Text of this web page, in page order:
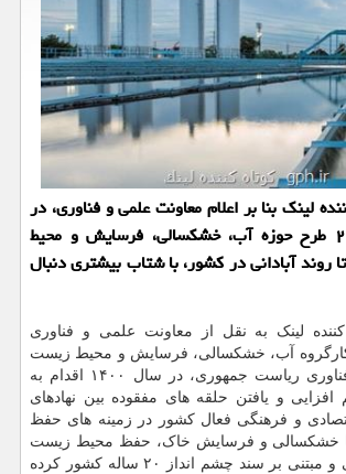
لینک بنا بر اعلام معاونت علمی و فناوری، در
سال ۱۴۰۰، از ۲۱ طرح حوزه آب، خشکسالی، فرسایش و محیط
آبادانی در کشور، با شتاب بیشتری دنبال
لینک به نقل از معاونت علمی و فناوری
آب، خشکسالی، فرسایش و محیط زیست
معاونت علمی و فناوری ریاست جمهوری، در سال ۱۴۰۰ اقدام به
افزایی و یافتن حلقه های مفقوده بین نهادهای
و فرهنگی فعال کشور در زمینه های حفظ
با خشکسالی و فرسایش خاک، حفظ محیط زیست
در جهت منافع ملی و مبتنی بر سند چشم انداز ۲۰ ساله کشور کرده